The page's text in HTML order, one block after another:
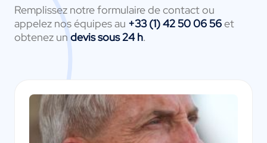
Remplissez notre formulaire de contact ou
appelez nos équipes au +33 (1) 42 50 06 56et
obtenez undevis sous 24 h.